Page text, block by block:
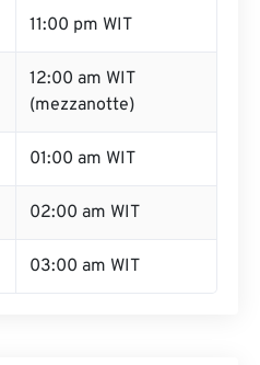
11:00 pm WIT
12:00 am WIT
(mezzanotte)
01:00 am WIT
02:00 am WIT
03:00 am WIT